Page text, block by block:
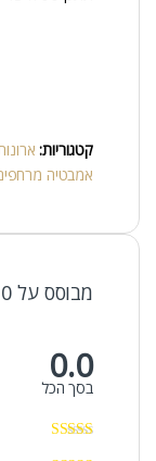
קטגוריות:
אמבטיה
מבוסס על 0 ביקורות
0.0
בסך הכל